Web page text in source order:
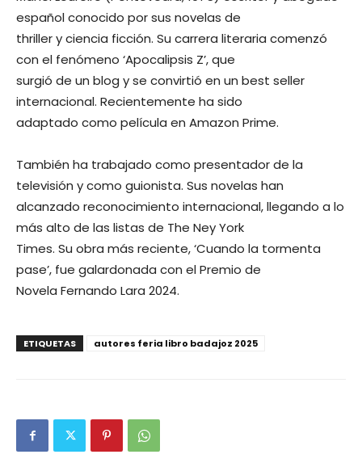
español conocido por sus novelas de
thriller y ciencia ficción. Su carrera literaria comenzó
con el fenómeno ‘Apocalipsis Z’, que
surgió de un blog y se convirtió en un best seller
internacional. Recientemente ha sido
adaptado como película en Amazon Prime.
También ha trabajado como presentador de la
televisión y como guionista. Sus novelas han
alcanzado reconocimiento internacional, llegando a lo
más alto de las listas de The Ney York
Times. Su obra más reciente, ‘Cuando la tormenta
pase’, fue galardonada con el Premio de
Novela Fernando Lara 2024.
ETIQUETAS autores feria libro badajoz 2025